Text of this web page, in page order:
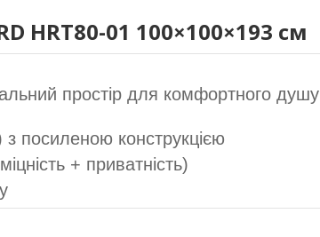
HRT80-01 100×100×193 см
простір для комфортного душу
посиленою конструкцією
+ приватність)